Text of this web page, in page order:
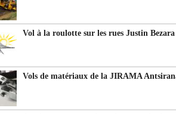
Vol à la roulotte sur les rues Justin
Vols de matériaux de la JIRAMA